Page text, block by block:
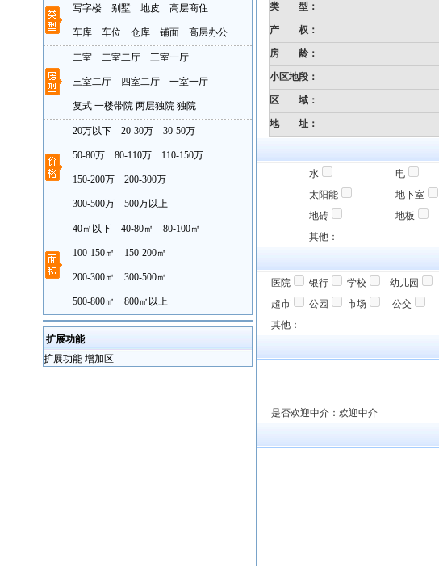
写字楼 别墅 地皮 高层商住
车库 车位 仓库 铺面 高层办公
二室 二室二厅 三室一厅
三室二厅 四室二厅 一室一厅
复式 一楼带院 两层独院 独院
20万以下 20-30万 30-50万
50-80万 80-110万 110-150万
150-200万 200-300万
300-500万 500万以上
40㎡以下 40-80㎡ 80-100㎡
100-150㎡ 150-200㎡
200-300㎡ 300-500㎡
500-800㎡ 800㎡以上
扩展功能
扩展功能 增加区
类 型：
产 权：
房 龄 ：
小区地段 ：
区 域：
地 址：
水 电
太阳能
地下室
地砖
地板
其他：
医院 银行 学校 幼儿园
超市
公园 市场
公交
其他：
是否欢迎中介：欢迎中介